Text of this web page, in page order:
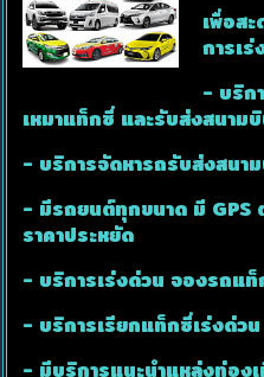
🥰ลืมของในรถต้อง
ตอบ โทรแจ้งศูนย์ทั
กับคนรถได้ตลอด
🥰 คิดราคาอย่างไร ?
ตอบ คิดราคาตามระ
ส่ง (เริ่มต้นที่ 250 บ
🥰จองรถล่วงหน้า
ตอบ ได้ครับ ศูนย์แท็ก
พร้อมรับ-ส่ง ทุกสนา
🥰เช่ารถเหมาวัน พ
เพื่อส
การเ
- บริก
เหมาแท็กซี่ และรับส่งสนาม
- บริการจัดหารถรับส่งสนา
- มีรถยนต์ทุกขนาด มี GPS
ราคาประหยัด
- บริการเร่งด่วน จองรถแท็
- บริการเรียกแท็กซี่เร่งด่ว
- มีบริการแนะนำแหล่งท่อง